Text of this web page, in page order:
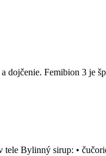
dojčenie. Femibion 3 je
Bylinný sirup: •